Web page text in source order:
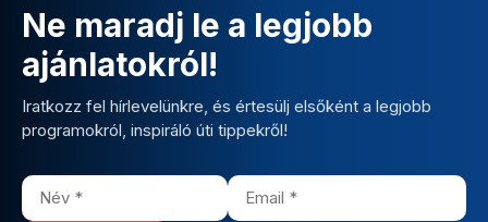
Ne maradj le a legjobb
ajánlatokról!
Iratkozz fel hírlevelünkre, és értesülj elsőként a legjobb
programokról, inspiráló úti tippekről!